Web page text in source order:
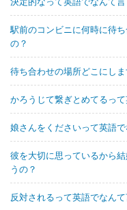
駅前のコンビニに何時に待
の？
待ち合わせの場所どこにし
かろうじて繋ぎとめてるっ
娘さんをくださいって英語
彼を大切に思っているから
うの？
反対されるって英語でなんて